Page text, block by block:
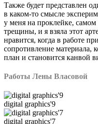
Также будет представлен
в каком-то смысле
у меня на проклейке,
трещины, и я взяла этот
нравится, когда в работе
сопротивление материала,
план и становится канвой
Работы Лены Власовой
digital graphics'9
digital graphics'7